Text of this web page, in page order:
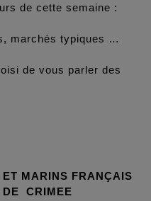
de cette semaine :
marchés typiques …
de vous parler des
MARINS FRANÇAIS
DE CRIMEE